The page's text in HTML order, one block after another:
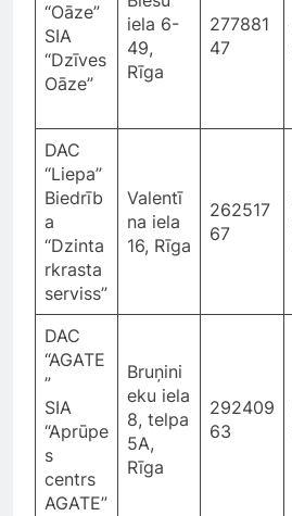
“Oāze”
SIA
“Dzīves
Oāze”
iela 6-
49,
Rīga
277881
47
DAC
“Liepa”
Biedrīb
a
“Dzinta
rkrasta
serviss”
Valentī
na iela
16, Rīga
262517
67
DAC
“AGATE
”
SIA
“Aprūpe
s
centrs
AGATE”
Bruņini
eku iela
8, telpa
5A,
Rīga
292409
63